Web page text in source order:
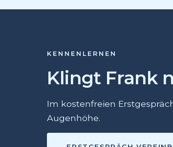
KENNENLERNEN
Klingt Frank
Im kostenfreien
Augenhöhe.